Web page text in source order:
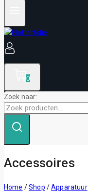
0
Zoek naar:
Accessoires
Home /Shop /Apparatuur